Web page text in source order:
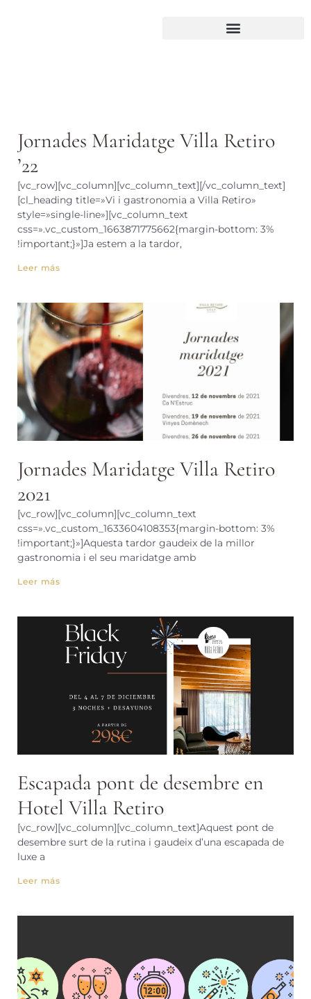
Jornades Maridatge Villa Retiro
’22
[vc_row][vc_column][vc_column_text][/vc_column_text]
[cl_heading title=»Vi i gastronomia a Villa Retiro»
style=»single-line»][vc_column_text
css=».vc_custom_1663871775662{margin-bottom: 3%
!important;}»]Ja estem a la tardor,
Leer más
Jornades Maridatge Villa Retiro
2021
[vc_row][vc_column][vc_column_text
css=».vc_custom_1633604108353{margin-bottom: 3%
!important;}»]Aquesta tardor gaudeix de la millor
gastronomia i el seu maridatge amb
Leer más
Escapada pont de desembre en
Hotel Villa Retiro
[vc_row][vc_column][vc_column_text]Aquest pont de
desembre surt de la rutina i gaudeix d’una escapada de
luxe a
Leer más